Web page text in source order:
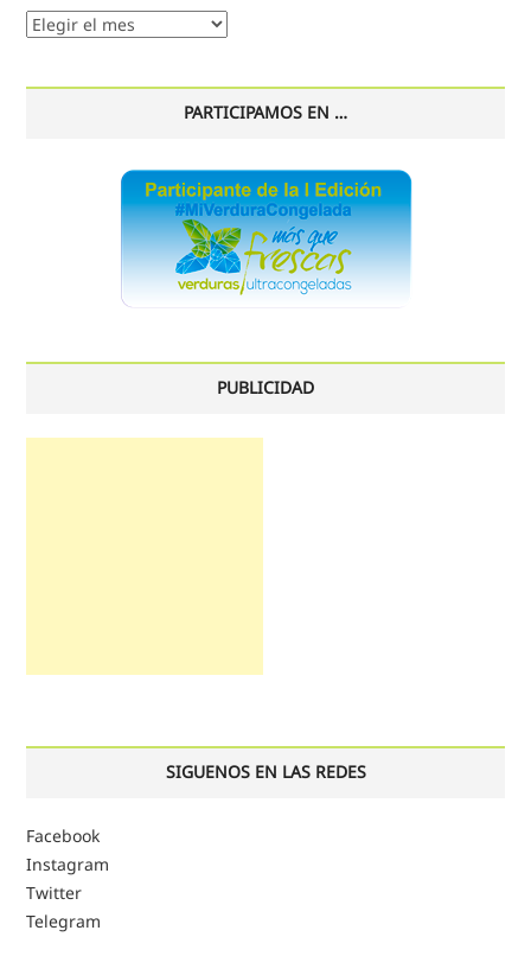
Nuestro
PARTICIPAMOS EN …
PUBLICIDAD
SIGUENOS EN LAS REDES
Facebook
Instagram
Twitter
Telegram